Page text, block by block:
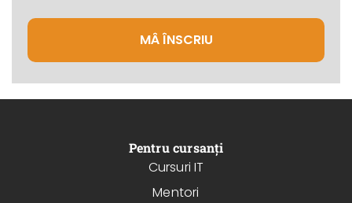
MÂ ÎNSCRIU
Pentru cursanți
Cursuri IT
Mentori